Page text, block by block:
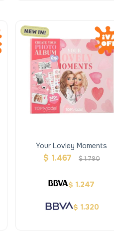
Your Lovley Moments
$ 1.467 $1.790
$ 1.247
$ 1.320